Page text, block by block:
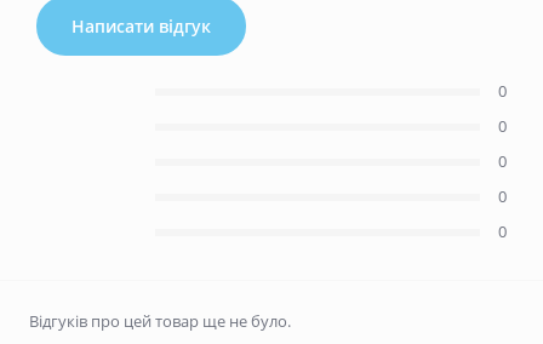
Написати відгук
0
0
0
0
0
Відгуків про цей товар ще не було.